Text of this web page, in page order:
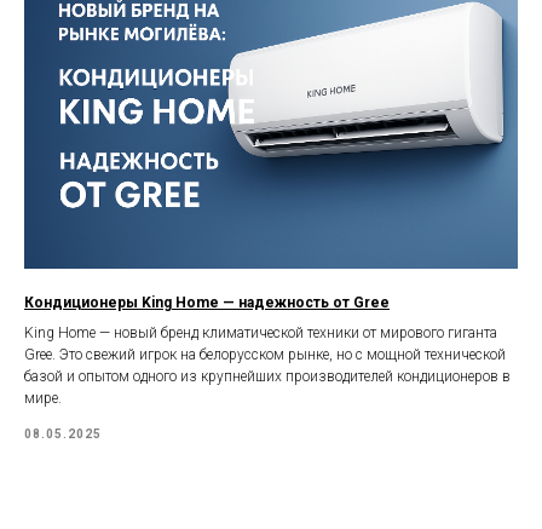
Кондиционеры King Home — надежность от Gree
King Home — новый бренд климатической техники от мирового гиганта
Gree. Это свежий игрок на белорусском рынке, но с мощной технической
базой и опытом одного из крупнейших производителей кондиционеров в
мире.
08.05.2025